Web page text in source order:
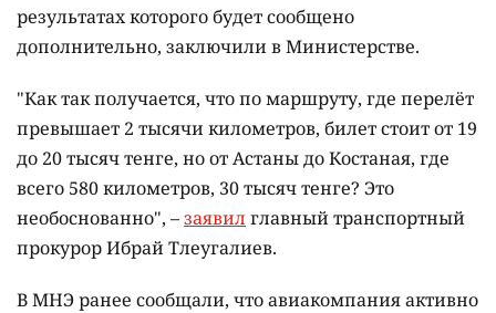
результатах которого будет сообщено
дополнительно, заключили в Министерстве.
"Как так получается, что по маршруту, где перелёт
превышает 2 тысячи километров, билет стоит от 19
до 20 тысяч тенге, но от Астаны до Костаная, где
всего 580 километров, 30 тысяч тенге? Это
необоснованно", –заявилглавный транспортный
прокурор Ибрай Тлеугалиев.
В МНЭ ранее сообщали, что авиакомпания активно